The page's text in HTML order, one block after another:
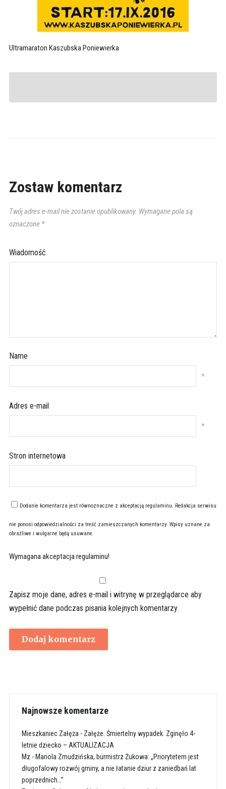
Ultramaraton Kaszubska Poniewierka
Zostaw komentarz
Twój adres e-mail nie zostanie opublikowany. Wymagane pola są
oznaczone *
Wiadomość
Name
*
Adres e-mail
*
Stron internetowa
Dodanie komentarza jest równoznaczne z akceptacją regulaminu. Redakcja serwisu
nie ponosi odpowiedzialności za treść zamieszczanych komentarzy. Wpisy uznane za
obraźliwe i wulgarne będą usuwane.
Wymagana akceptacja regulaminu!
Zapisz moje dane, adres e-mail i witrynę w przeglądarce aby
wypełnić dane podczas pisania kolejnych komentarzy.
Najnowsze komentarze
Mieszkaniec Załęża - Załęże. Śmiertelny wypadek. Zginęło 4-
letnie dziecko – AKTUALIZACJA
Mz - Mariola Zmudzińska, burmistrz Żukowa: „Priorytetem jest
długofalowy rozwój gminy, a nie łatanie dziur z zaniedbań lat
poprzednich…”